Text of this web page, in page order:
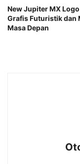
New Jupiter MX Logo
Grafis Futuristik dan
Masa Depan